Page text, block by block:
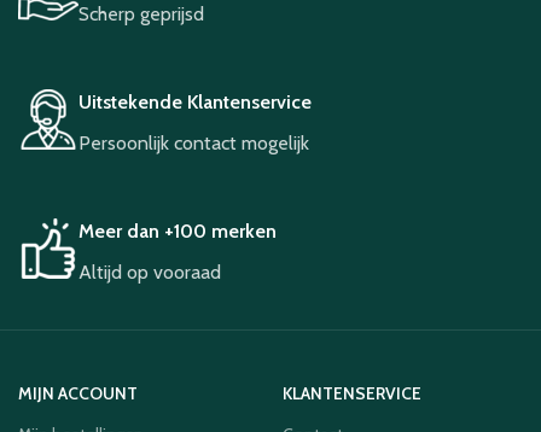
Scherp geprijsd
Uitstekende Klantenservice
Persoonlijk contact mogelijk
Meer dan +100 merken
Altijd op vooraad
MIJN ACCOUNT
KLANTENSERVICE